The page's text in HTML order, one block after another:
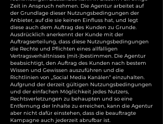
Zeit in Anspruch nehmen. Die Agentur arbeitet auf
der Grundlage dieser Nutzungsbedingungen der
Anbieter, auf die sie keinen Einfluss hat, und legt
diese auch dem Auftrag des Kunden zu Grunde.
Ausdrücklich anerkennt der Kunde mit der
Auftragserteilung, dass diese Nutzungsbedingungen
die Rechte und Pflichten eines allfälligen
Vertragsverhältnisses (mit-)bestimmen. Die Agentur
beabsichtigt, den Auftrag des Kunden nach bestem
Wissen und Gewissen auszuführen und die
Richtlinien von „Social Media Kanälen“ einzuhalten.
Aufgrund der derzeit gültigen Nutzungsbedingungen
und der einfachen Möglichkeit jedes Nutzers,
Rechtsverletzungen zu behaupten und so eine
Entfernung der Inhalte zu erreichen, kann die Agentur
aber nicht dafür einstehen, dass die beauftragte
Kampagne auch jederzeit abrufbar ist.